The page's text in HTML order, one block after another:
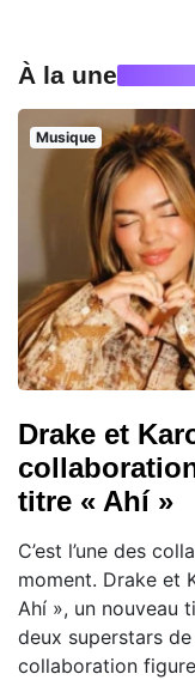
À la une
Musique
Drake et
titre « Ahí »
C’est l’une des
moment. Drake et
Ahí », un nouveau
deux superstars
collaboration